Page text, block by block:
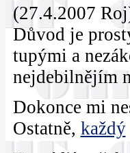
(27.4.2007
Důvod je
tupými a
nejdebilnějím
Dokonce mi
Ostatně, každý